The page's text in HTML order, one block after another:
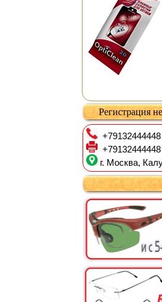
Регистрация
+79132444448
+79132444448
г. Москва,